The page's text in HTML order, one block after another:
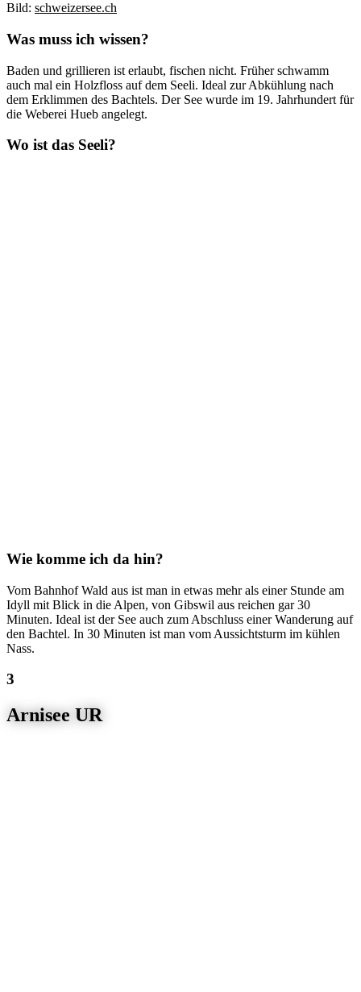
Bild: schweizersee.ch
Was muss ich wissen?
Baden und grillieren ist erlaubt, fischen nicht. Früher schwamm
auch mal ein Holzfloss auf dem Seeli. Ideal zur Abkühlung nach
dem Erklimmen des Bachtels. Der See wurde im 19. Jahrhundert für
die Weberei Hueb angelegt.
Wo ist das Seeli?
Wie komme ich da hin?
Vom Bahnhof Wald aus ist man in etwas mehr als einer Stunde am
Idyll mit Blick in die Alpen, von Gibswil aus reichen gar 30
Minuten. Ideal ist der See auch zum Abschluss einer Wanderung auf
den Bachtel. In 30 Minuten ist man vom Aussichtsturm im kühlen
Nass.
Arnisee UR